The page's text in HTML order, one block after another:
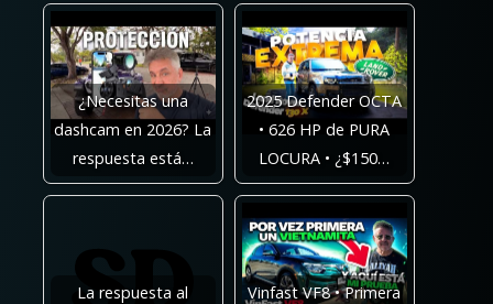
¿Necesitas una
dashcam en 2026? La
respuesta está…
2025 Defender OCTA
• 626 HP de PURA
LOCURA • ¿$150…
La respuesta al
Vinfast VF8 • Primera